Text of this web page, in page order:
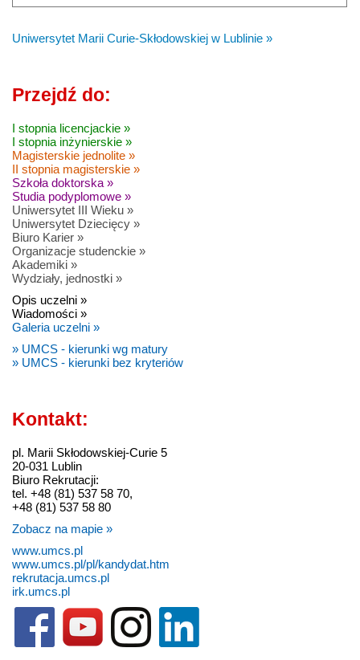
Uniwersytet Marii Curie-Skłodowskiej w Lublinie »
Przejdź do:
I stopnia licencjackie »
I stopnia inżynierskie »
Magisterskie jednolite »
II stopnia magisterskie »
Szkoła doktorska »
Studia podyplomowe »
Uniwersytet III Wieku »
Uniwersytet Dziecięcy »
Biuro Karier »
Organizacje studenckie »
Akademiki »
Wydziały, jednostki »
Opis uczelni »
Wiadomości »
Galeria uczelni »
» UMCS - kierunki wg matury
» UMCS - kierunki bez kryteriów
Kontakt:
pl. Marii Skłodowskiej-Curie 5
20-031 Lublin
Biuro Rekrutacji:
tel. +48 (81) 537 58 70,
+48 (81) 537 58 80
Zobacz na mapie »
www.umcs.pl
www.umcs.pl/pl/kandydat.htm
rekrutacja.umcs.pl
irk.umcs.pl